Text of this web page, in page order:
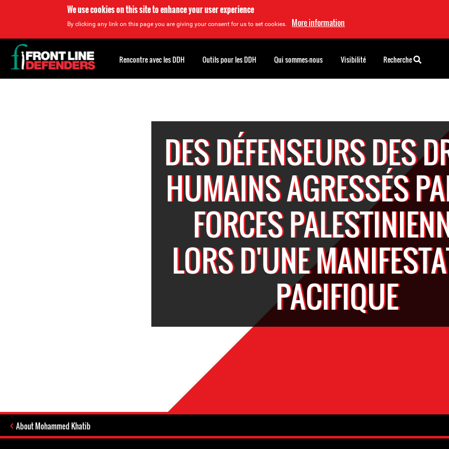
We use cookies on this site to enhance your user experience
By clicking any link on this page you are giving your consent for us to set cookies. More information
DES DÉFENSEURS DES
HUMAINS AGRESSÉS
FORCES
LORS D'UNE
PACIFIQUE
About Mohammed Khatib
Back
to
top
Rencontre avec les DDH Outils pour les DDH Qui sommes-nous Visibilité Recherche